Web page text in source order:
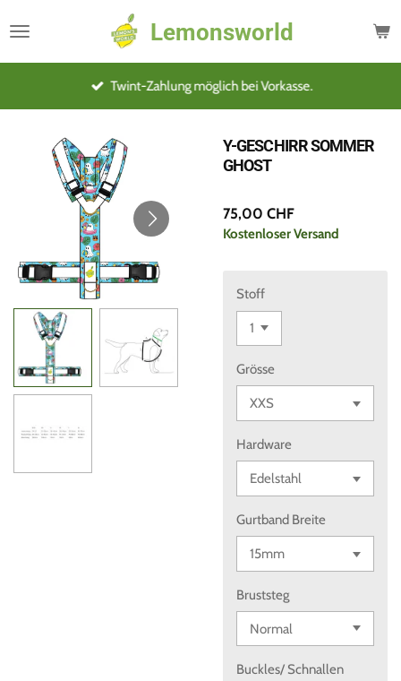
Hauptinhalt
Lemonsworld
Twint-Zahlung möglich bei Vorkasse.
Y-GESCHIRR SOMMER
GHOST
75,00 CHF
Kostenloser Versand
Stoff
Grösse
Hardware
Gurtband Breite
Bruststeg
Buckles/ Schnallen